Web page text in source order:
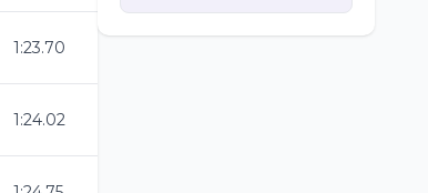
1:23.70
1:24.02